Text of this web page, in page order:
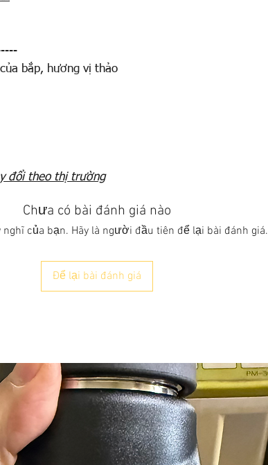
bắp, hương vị thảo
đổi theo thị trường
Chưa có bài đánh giá nào
nghĩ của bạn. Hãy là người đầu tiên để lại bài đánh giá.
Để lại bài đánh giá